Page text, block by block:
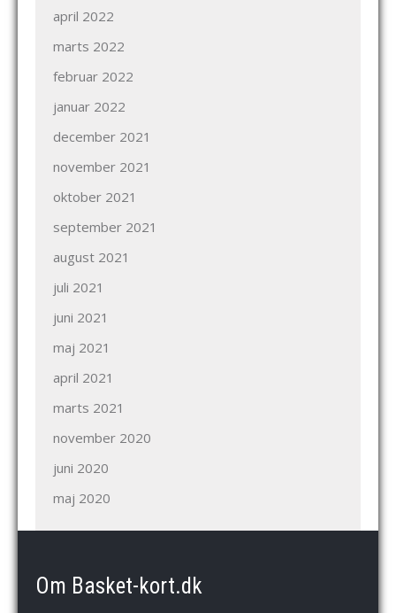
april 2022
marts 2022
februar 2022
januar 2022
december 2021
november 2021
oktober 2021
september 2021
august 2021
juli 2021
juni 2021
maj 2021
april 2021
marts 2021
november 2020
juni 2020
maj 2020
Om Basket-kort.dk